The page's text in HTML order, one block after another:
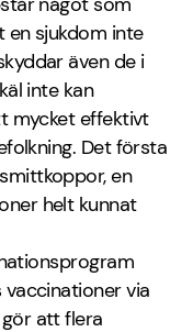
sjukdom inte
även de i
inte kan
mycket effektivt
Det första
en
helt kunnat
via
att flera